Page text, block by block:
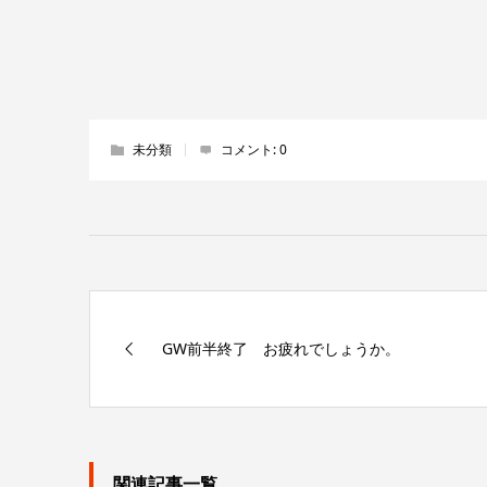
未分類 コメント:0
GW前半終了 お疲れでしょうか。